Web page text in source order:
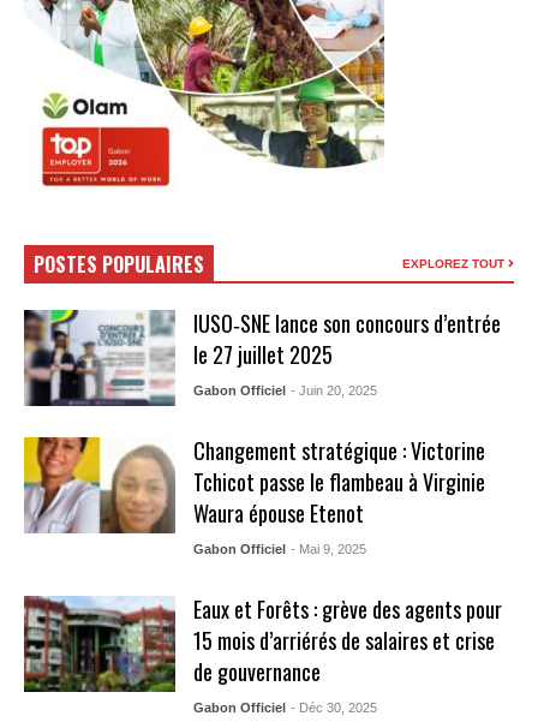
POSTES POPULAIRES EXPLOREZ TOUT
IUSO‑SNE lance son concours d’entrée
le 27 juillet 2025
Gabon Officiel - Juin 20, 2025
Changement stratégique : Victorine
Tchicot passe le flambeau à Virginie
Waura épouse Etenot
Gabon Officiel - Mai 9, 2025
Eaux et Forêts : grève des agents pour
15 mois d’arriérés de salaires et crise
de gouvernance
Gabon Officiel - Déc 30, 2025